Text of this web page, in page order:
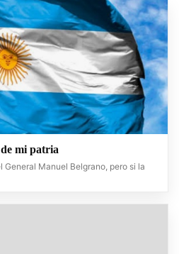
mi patria
General Manuel Belgrano, pero si la